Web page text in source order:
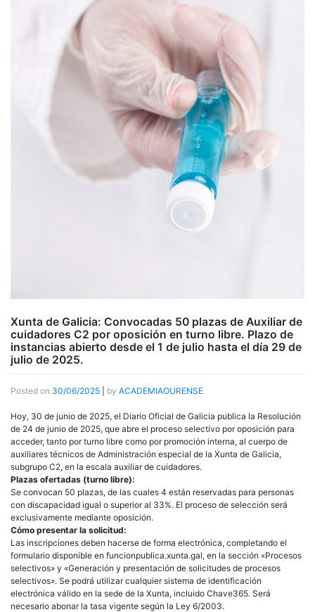
Xunta de Galicia: Convocadas 50 plazas de Auxiliar de
cuidadores C2 por oposición en turno libre. Plazo de
instancias abierto desde el 1 de julio hasta el día 29 de
julio de 2025.
Posted on 30/06/2025 by ACADEMIAOURENSE
Hoy, 30 de junio de 2025, el Diario Oficial de Galicia publica la Resolución
de 24 de junio de 2025, que abre el proceso selectivo por oposición para
acceder, tanto por turno libre como por promoción interna, al cuerpo de
auxiliares técnicos de Administración especial de la Xunta de Galicia,
subgrupo C2, en la escala auxiliar de cuidadores.
Plazas ofertadas (turno libre):
Se convocan 50 plazas, de las cuales 4 están reservadas para personas
con discapacidad igual o superior al 33%. El proceso de selección será
exclusivamente mediante oposición.
Cómo presentar la solicitud:
Las inscripciones deben hacerse de forma electrónica, completando el
formulario disponible en funcionpublica.xunta.gal, en la sección «Procesos
selectivos» y «Generación y presentación de solicitudes de procesos
selectivos». Se podrá utilizar cualquier sistema de identificación
electrónica válido en la sede de la Xunta, incluido Chave365. Será
necesario abonar la tasa vigente según la Ley 6/2003.